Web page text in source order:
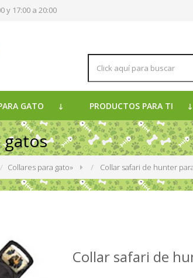
y 17:00 a 20:00
GATO PRODUCTOS PARA TI
gatos
Collares para gato» Collar safari de hunter
Collar safari de